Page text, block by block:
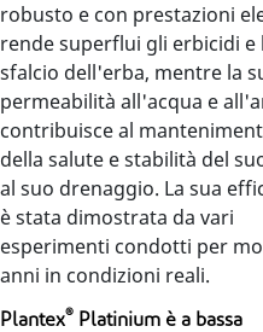
robusto e con prestazioni
rende superflui gli erbicidi e
sfalcio dell'erba, mentre la
permeabilità all'acqua e
contribuisce al
della salute e stabilità del
al suo drenaggio. La sua
è stata dimostrata da vari
esperimenti condotti per
anni in condizioni reali.
Plantex® Platinium è a bassa